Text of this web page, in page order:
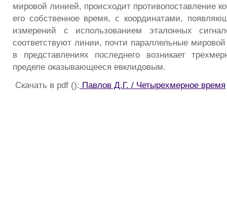
мировой линией, происходит противопоставление
его собственное время, с координатами,
измерений с использованием эталонных
соответствуют линии, почти параллельные
в представлениях последнего возникает
пределе оказывающееся евклидовым.
Скачать в pdf (): Павлов Д.Г. / Четырехмерное время